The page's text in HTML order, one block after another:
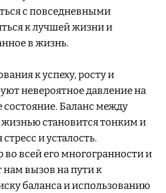
с повседневными
к лучшей жизни и
в жизнь.
к успеху, росту и
невероятное давление на
Баланс между
становится тонким и
и усталость.
всей его многогранности и
вызов на пути к
баланса и использованию